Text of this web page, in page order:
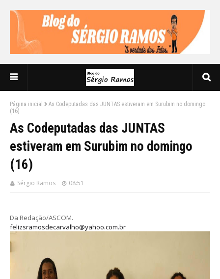
Página inicial
As Codeputadas das JUNTAS estiveram em Surubim no domingo
(16)
As Codeputadas das JUNTAS
estiveram em Surubim no domingo
(16)
Sérgio Ramos 08:51
Da Redação/ASCOM.
felizsramosdecarvalho@yahoo.com.br